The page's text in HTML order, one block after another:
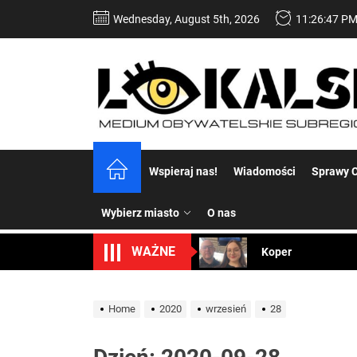
Wednesday, August 5th, 2026 11:26:48 PM
Wspieraj nas! Wiadomości Sprawy
Wybierz miasto O nas
WAŻNE
Koper – część 2.
Uwaga Dębieńsko
Home 2020 wrzesień 28